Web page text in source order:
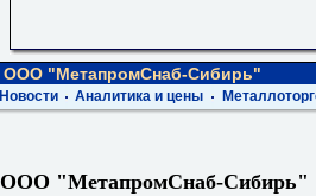
ООО "МетапромСнаб-Сибирь"
Новости Аналитика и цены
ООО "МетапромСнаб-Сибирь"